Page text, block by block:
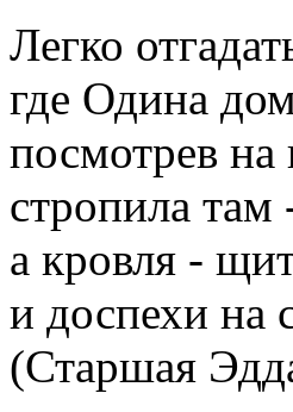
Легко
где Одина
посмотрев на
стропила там
а кровля -
и доспехи на
(Старшая